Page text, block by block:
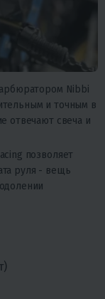
Nibbi
и точным в
отвечают свеча и
позволяет
руля - вещь